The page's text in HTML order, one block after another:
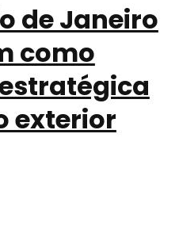
de Janeiro
como
exterior